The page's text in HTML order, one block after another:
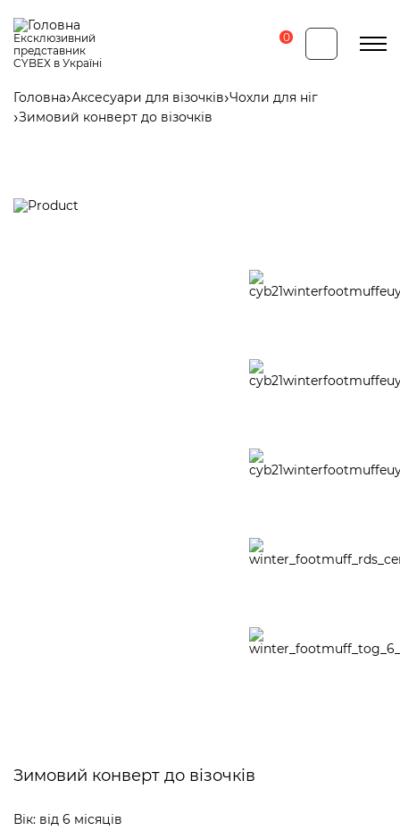
до
основного
вмісту
Ексклюзивний
представник
CYBEX в Україні
0
Рядок
навіґації
Головна Аксесуари для візочків Чохли для ніг
Зимовий конверт до візочків
Зимовий конверт до візочків
Вік: від 6 місяців